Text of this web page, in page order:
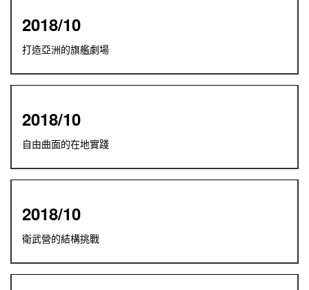
2018/10
打造亞洲的旗艦劇場
2018/10
自由曲面的在地實踐
2018/10
衛武營的結構挑戰